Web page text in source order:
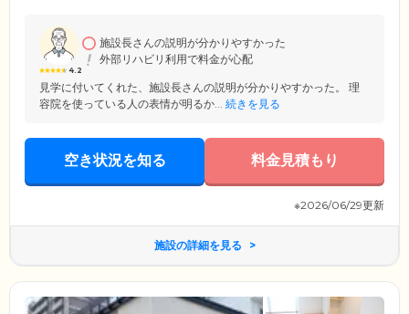
4.2
施設長さんの説明が分かりやすかった
外部リハビリ利用で料金が心配
見学に付いてくれた、施設長さんの説明が分かりやすかった。 理
容院を使っている人の表情が明るか... 続きを見る
空き状況を知る 料金見積もり
※2026/06/29更新
施設の詳細を見る